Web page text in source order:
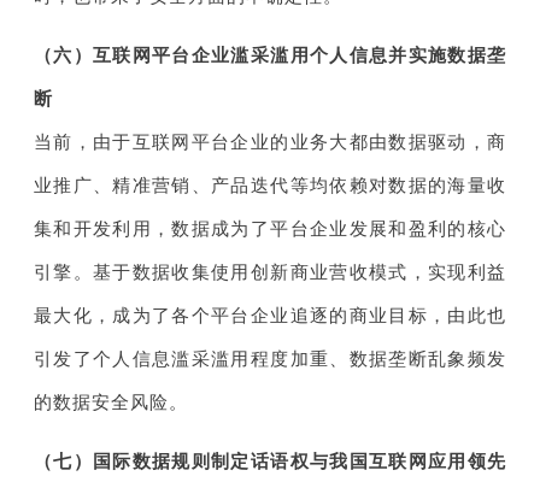
（六）互联网平台企业滥采滥用个人信息并实施数据垄
断
当前，由于互联网平台企业的业务大都由数据驱动，商
业推广、精准营销、产品迭代等均依赖对数据的海量收
集和开发利用，数据成为了平台企业发展和盈利的核心
引擎。基于数据收集使用创新商业营收模式，实现利益
最大化，成为了各个平台企业追逐的商业目标，由此也
引发了个人信息滥采滥用程度加重、数据垄断乱象频发
的数据安全风险。
（七）国际数据规则制定话语权与我国互联网应用领先